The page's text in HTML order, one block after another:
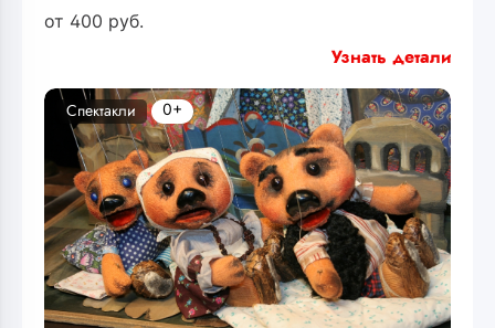
от 400 руб.
Узнать детали
Спектакли 0+